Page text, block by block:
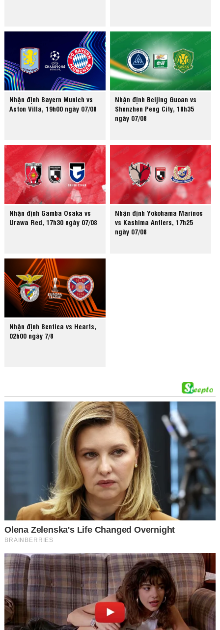
Nhận định Bayern Munich vs
Aston Villa, 19h00 ngày 07/08
Nhận định Beijing Guoan vs
Shenzhen Peng City, 18h35
ngày 07/08
Nhận định Gamba Osaka vs
Urawa Red, 17h30 ngày 07/08
Nhận định Yokohama Marinos
vs Kashima Antlers, 17h25
ngày 07/08
Nhận định Benfica vs Hearts,
02h00 ngày 7/8